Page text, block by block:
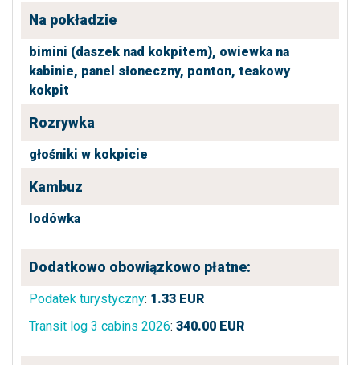
Na pokładzie
bimini (daszek nad kokpitem), owiewka na
kabinie, panel słoneczny, ponton, teakowy
kokpit
Rozrywka
głośniki w kokpicie
Kambuz
lodówka
Dodatkowo obowiązkowo płatne:
Podatek turystyczny: 1.33 EUR
Transit log 3 cabins 2026: 340.00 EUR